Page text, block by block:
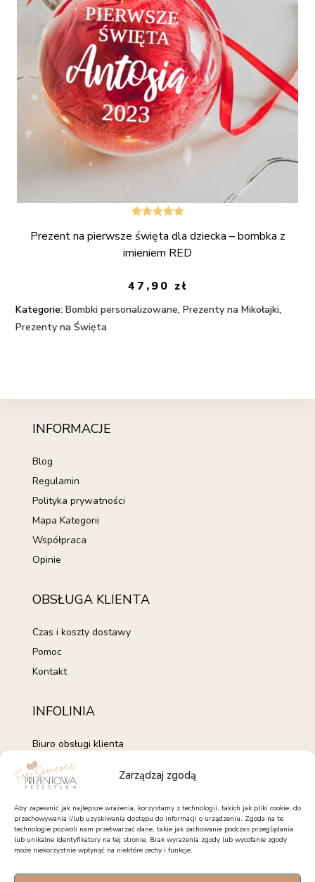
Zarządzaj zgodą
Aby zapewnić jak najlepsze wrażenia, korzystamy z technologii, takich jak pliki cookie, do
przechowywania i/lub uzyskiwania dostępu do informacji o urządzeniu. Zgoda na te
technologie pozwoli nam przetwarzać dane, takie jak zachowanie podczas przeglądania
lub unikalne identyfikatory na tej stronie. Brak wyrażenia zgody lub wycofanie zgody
może niekorzystnie wpłynąć na niektóre cechy i funkcje.
5.00na 5
Prezent na pierwsze święta dla dziecka – bombka z
imieniem RED
47,90 zł
Kategorie: Bombki personalizowane,Prezenty na Mikołajki,
Prezenty na Święta
INFORMACJE
Blog
Regulamin
Polityka prywatności
Mapa Kategorii
Współpraca
Opinie
OBSŁUGA KLIENTA
Czas i koszty dostawy
Pomoc
Kontakt
INFOLINIA
Biuro obsługi klienta
+48 735 843 843
pon. - pt. 7:00 - 15:00
kontakt@forsomeone.pl